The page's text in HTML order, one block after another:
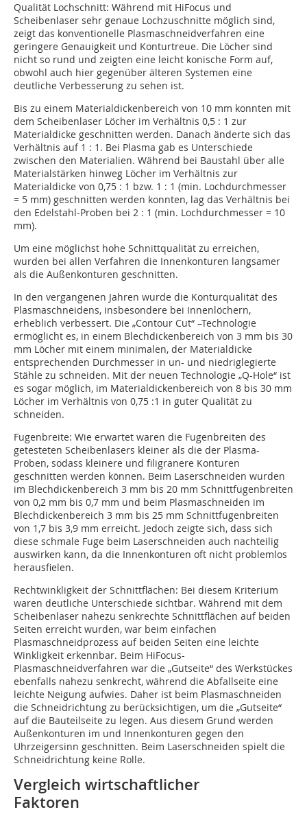
Qualität Lochschnitt: Während mit HiFocus und
Scheibenlaser sehr genaue Lochzuschnitte möglich sind,
zeigt das konventionelle Plasmaschneidverfahren eine
geringere Genauigkeit und Konturtreue. Die Löcher sind
nicht so rund und zeigten eine leicht konische Form auf,
obwohl auch hier gegenüber älteren Systemen eine
deutliche Verbesserung zu sehen ist.
Bis zu einem Materialdickenbereich von 10 mm konnten mit
dem Scheibenlaser Löcher im Verhältnis 0,5 : 1 zur
Materialdicke geschnitten werden. Danach änderte sich das
Verhältnis auf 1 : 1. Bei Plasma gab es Unterschiede
zwischen den Materialien. Während bei Baustahl über alle
Materialstärken hinweg Löcher im Verhältnis zur
Materialdicke von 0,75 : 1 bzw. 1 : 1 (min. Lochdurchmesser
= 5 mm) geschnitten werden konnten, lag das Verhältnis bei
den Edelstahl-Proben bei 2 : 1 (min. Lochdurchmesser = 10
mm).
Um eine möglichst hohe Schnittqualität zu erreichen,
wurden bei allen Verfahren die Innenkonturen langsamer
als die Außenkonturen geschnitten.
In den vergangenen Jahren wurde die Konturqualität des
Plasmaschneidens, insbesondere bei Innenlöchern,
erheblich verbessert. Die „Contour Cut“ –Technologie
ermöglicht es, in einem Blechdickenbereich von 3 mm bis 30
mm Löcher mit einem minimalen, der Materialdicke
entsprechenden Durchmesser in un- und niedriglegierte
Stähle zu schneiden. Mit der neuen Technologie „Q-Hole“ ist
es sogar möglich, im Materialdickenbereich von 8 bis 30 mm
Löcher im Verhältnis von 0,75 :1 in guter Qualität zu
schneiden.
Fugenbreite: Wie erwartet waren die Fugenbreiten des
getesteten Scheibenlasers kleiner als die der Plasma-
Proben, sodass kleinere und filigranere Konturen
geschnitten werden können. Beim Laserschneiden wurden
im Blechdickenbereich 3 mm bis 20 mm Schnittfugenbreiten
von 0,2 mm bis 0,7 mm und beim Plasmaschneiden im
Blechdickenbereich 3 mm bis 25 mm Schnittfugenbreiten
von 1,7 bis 3,9 mm erreicht. Jedoch zeigte sich, dass sich
diese schmale Fuge beim Laserschneiden auch nachteilig
auswirken kann, da die Innenkonturen oft nicht problemlos
herausfielen.
Rechtwinkligkeit der Schnittflächen: Bei diesem Kriterium
waren deutliche Unterschiede sichtbar. Während mit dem
Scheibenlaser nahezu senkrechte Schnittflächen auf beiden
Seiten erreicht wurden, war beim einfachen
Plasmaschneidprozess auf beiden Seiten eine leichte
Winkligkeit erkennbar. Beim HiFocus-
Plasmaschneidverfahren war die „Gutseite“ des Werkstückes
ebenfalls nahezu senkrecht, während die Abfallseite eine
leichte Neigung aufwies. Daher ist beim Plasmaschneiden
die Schneidrichtung zu berücksichtigen, um die „Gutseite“
auf die Bauteilseite zu legen. Aus diesem Grund werden
Außenkonturen im und Innenkonturen gegen den
Uhrzeigersinn geschnitten. Beim Laserschneiden spielt die
Schneidrichtung keine Rolle.
Vergleich wirtschaftlicher
Faktoren